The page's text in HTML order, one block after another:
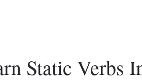
Static Verbs